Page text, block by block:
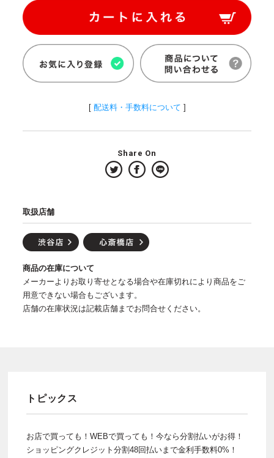
[ 配送料・手数料について ]
Share On
取扱店舗
商品の在庫について
メーカーよりお取り寄せとなる場合や在庫切れにより商品をご
用意できない場合もございます。
店舗の在庫状況は記載店舗までお問合せください。
トピックス
お店で買っても！WEBで買っても！今なら分割払いがお得！
ショッピングクレジット分割48回払いまで金利手数料0%！